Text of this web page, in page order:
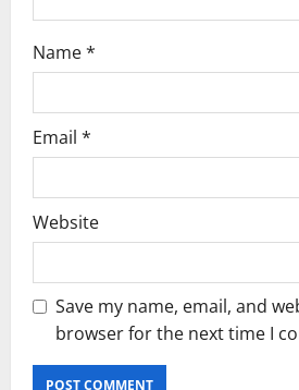
Name*
Email *
Website
Save my name, email, and
browser for the next time I